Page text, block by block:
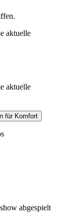
aktuelle
aktuelle
für Komfort
abgespielt